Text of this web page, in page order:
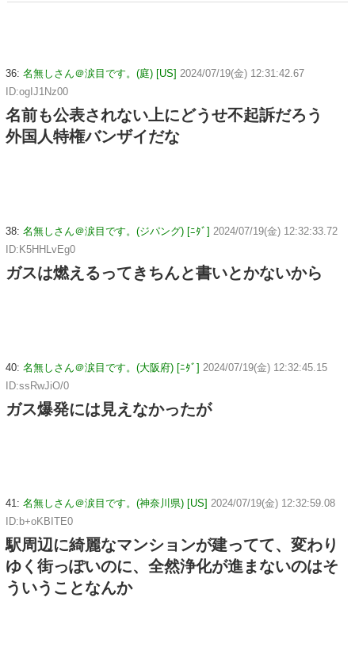
36: 名無しさん＠涙目です。(庭) [US] 2024/07/19(金) 12:31:42.67
ID:ogIJ1Nz00
名前も公表されない上にどうせ不起訴だろう
外国人特権バンザイだな
38: 名無しさん＠涙目です。(ジパング) [ﾆﾀﾞ] 2024/07/19(金) 12:32:33.72
ID:K5HHLvEg0
ガスは燃えるってきちんと書いとかないから
40: 名無しさん＠涙目です。(大阪府) [ﾆﾀﾞ] 2024/07/19(金) 12:32:45.15
ID:ssRwJiO/0
ガス爆発には見えなかったが
41: 名無しさん＠涙目です。(神奈川県) [US] 2024/07/19(金) 12:32:59.08
ID:b+oKBITE0
駅周辺に綺麗なマンションが建ってて、変わり
ゆく街っぽいのに、全然浄化が進まないのはそ
ういうことなんか